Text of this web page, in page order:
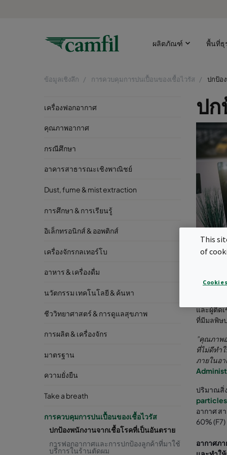
ผลิตภัณฑ์ พื้นที่ธุ
ข้อมูลเชิงลึก การควบคุมการปนเปื้อนของเชื้อไวรัส ปกป้อ
เครื่องฟอกอากาศ
คุณภาพอากาศ
กรณีศึกษา
อาคารสาธารณะเชิงพาณิชย์
Dust, fume & mist extraction
การศึกษา & การเรียนรู้
อิเล็กทรอนิกส์ & ออพติกส์
เครื่องจักรกลเทอร์โบ
อาหาร & เครื่องดื่ม
นวัตกรรม เทคโนโลยี & ค้นหา
ชีววิทยาศาสตร์ & การดูแลสุขภาพ
การผลิต & เครื่องจักร
มาตรฐาน
ความยั่งยืน
Take a breath
การควบคุมการปนเปื้อนของเชื้อไวรัส
ปกป้องพนักงานจากเชื้อโรคที่เป็นอันตราย
การฟอกอากาศและการปกป้องลูกค้าที่มาใช้
บรีิการในร้านตัดผม
ปก
ผลกระ
และผู้ติดเ
ที่มีมลพิษ
”คุณภาพ
ที่ไม่ดีทำ
ภายในอา
ปริมาณสิ่
particles
อากาศ ส
60%
อากาศภ
This
of